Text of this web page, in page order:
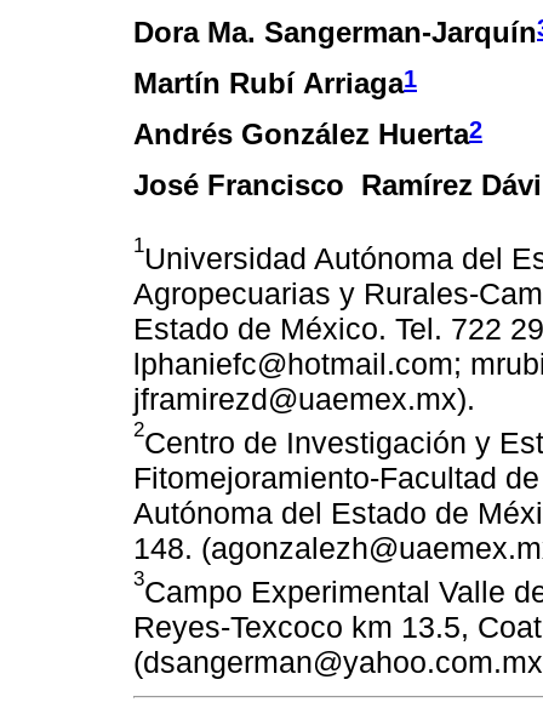
Dora Ma. Sangerman-Jarquín
Martín Rubí Arriaga1
Andrés González Huerta2
José Francisco Ramírez
1Universidad Autónoma del
Agropecuarias y Rurales-
Estado de México. Tel. 722
lphaniefc@hotmail.com;
jframirezd@uaemex.mx).
2Centro de Investigación y
Fitomejoramiento-Facultad
Autónoma del Estado de
148.
3Campo Experimental Valle
Reyes-Texcoco km 13.5,